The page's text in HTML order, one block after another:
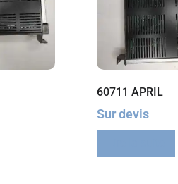
60711 APRIL
Sur devis